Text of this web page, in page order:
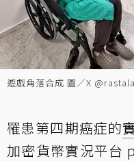
遊戲角落合成 圖／X
罹患第四期癌症的
加密貨幣實況平台